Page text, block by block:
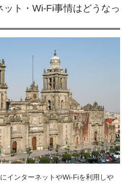
ット・Wi-Fi事情はどうなっ
インターネットやWi-Fiを利用しや